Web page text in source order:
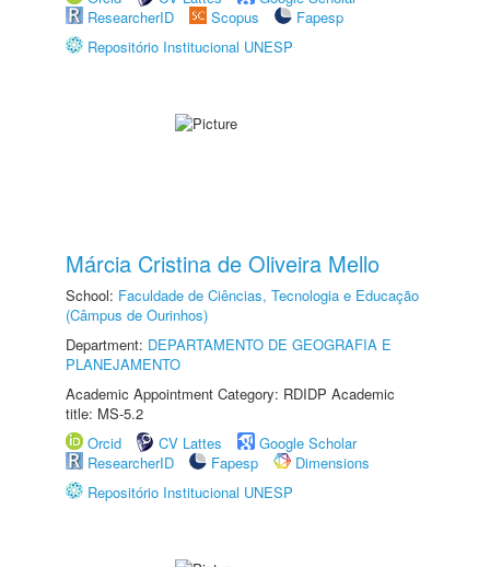
ResearcherID
Scopus
Fapesp
Repositório Institucional UNESP
Márcia Cristina de Oliveira Mello
School: Faculdade de Ciências, Tecnologia e Educação
(Câmpus de Ourinhos)
Department: DEPARTAMENTO DE GEOGRAFIA E
PLANEJAMENTO
Academic Appointment Category: RDIDP Academic
title: MS-5.2
Orcid
CV Lattes
Google Scholar
ResearcherID
Fapesp
Dimensions
Repositório Institucional UNESP